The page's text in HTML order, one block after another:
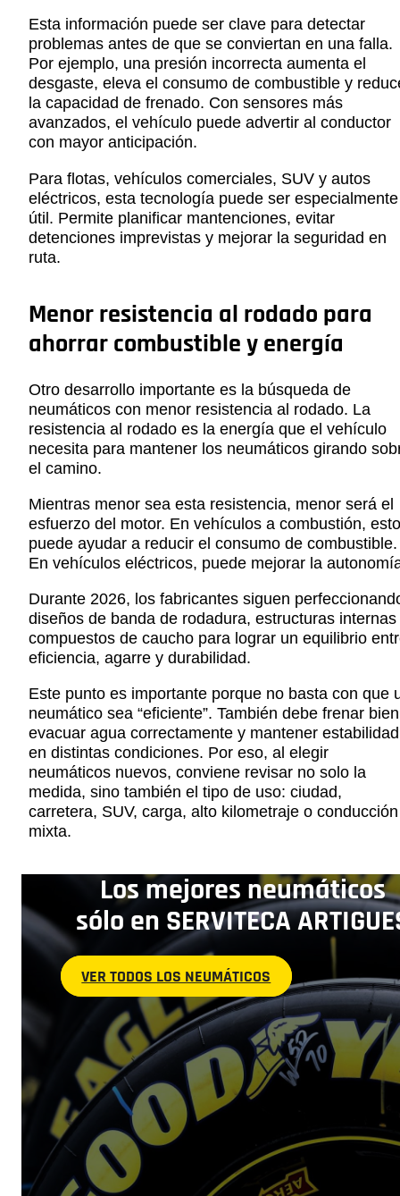
Esta información puede ser clave para detectar
problemas antes de que se conviertan en una falla.
Por ejemplo, una presión incorrecta aumenta el
desgaste, eleva el consumo de combustible y
la capacidad de frenado. Con sensores más
avanzados, el vehículo puede advertir al conductor
con mayor anticipación.
Para flotas, vehículos comerciales, SUV y autos
eléctricos, esta tecnología puede ser especialmente
útil. Permite planificar mantenciones, evitar
detenciones imprevistas y mejorar la seguridad en
ruta.
Menor resistencia al rodado para
ahorrar combustible y energía
Otro desarrollo importante es la búsqueda de
neumáticos con menor resistencia al rodado. La
resistencia al rodado es la energía que el vehículo
necesita para mantener los neumáticos girando
el camino.
Mientras menor sea esta resistencia, menor será el
esfuerzo del motor. En vehículos a combustión, esto
puede ayudar a reducir el consumo de combustible.
En vehículos eléctricos, puede mejorar la
Durante 2026, los fabricantes siguen
diseños de banda de rodadura, estructuras internas
compuestos de caucho para lograr un equilibrio
eficiencia, agarre y durabilidad.
Este punto es importante porque no basta con que
neumático sea “eficiente”. También debe frenar
evacuar agua correctamente y mantener estabilidad
en distintas condiciones. Por eso, al elegir
neumáticos nuevos, conviene revisar no solo la
medida, sino también el tipo de uso: ciudad,
carretera, SUV, carga, alto kilometraje o conducción
mixta.
Los mejores neumáticos
sólo en SERVITECA
VER TODOS LOS NEUMÁTICOS